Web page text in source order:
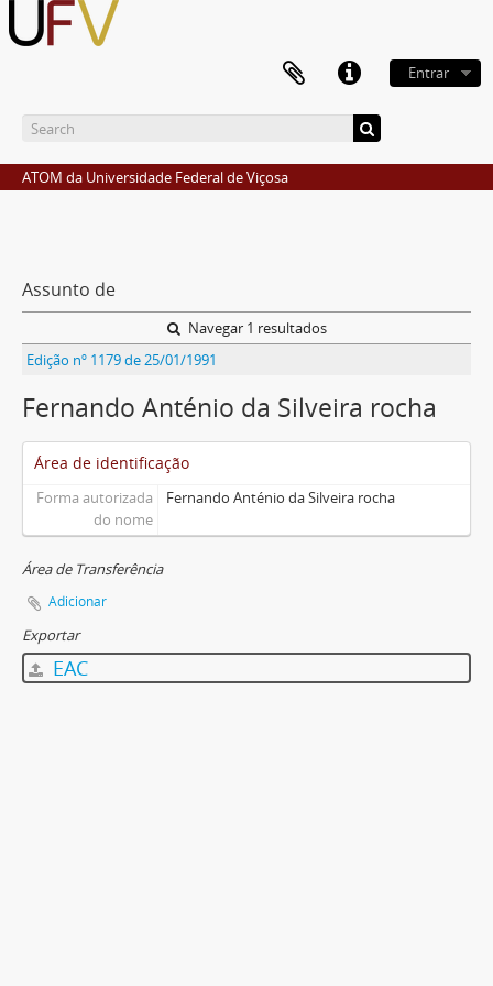
Entrar
ATOM da Universidade Federal de Viçosa
Assunto de
Navegar 1 resultados
Edição nº 1179 de 25/01/1991
Fernando Anténio da Silveira rocha
Área de identificação
Forma autorizada
do nome
Fernando Anténio da Silveira rocha
Área de Transferência
Adicionar
Exportar
EAC